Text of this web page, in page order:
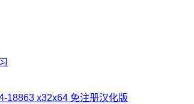
18863 x32x64 免注册汉化版